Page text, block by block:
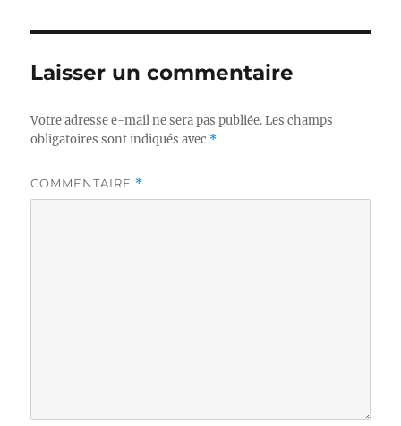
Laisser un commentaire
Votre adresse e-mail ne sera pas publiée. Les champs
obligatoires sont indiqués avec *
COMMENTAIRE *